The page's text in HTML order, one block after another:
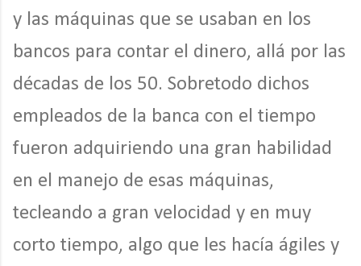
y las máquinas que se usaban en los
bancos para contar el dinero, allá por las
décadas de los 50. Sobretodo dichos
empleados de la banca con el tiempo
fueron adquiriendo una gran habilidad
en el manejo de esas máquinas,
tecleando a gran velocidad y en muy
corto tiempo, algo que les hacía ágiles y